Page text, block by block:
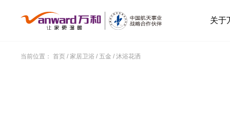
关于
当前位置：首页 /家居卫浴 / 五金 /沐浴花洒